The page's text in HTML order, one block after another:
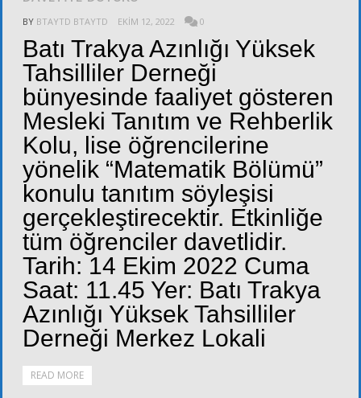
BY BTAYTD BTAYTD EKIM 12, 2022 0
Batı Trakya Azınlığı Yüksek
Tahsilliler Derneği
bünyesinde faaliyet gösteren
Mesleki Tanıtım ve Rehberlik
Kolu, lise öğrencilerine
yönelik “Matematik Bölümü”
konulu tanıtım söyleşisi
gerçekleştirecektir. Etkinliğe
tüm öğrenciler davetlidir.
Tarih: 14 Ekim 2022 Cuma
Saat: 11.45 Yer: Batı Trakya
Azınlığı Yüksek Tahsilliler
Derneği Merkez Lokali
READ MORE